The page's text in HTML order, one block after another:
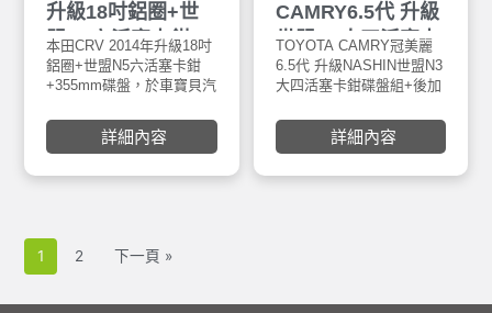
升級18吋鋁圈+世
盟N5六活塞卡鉗
+355mm碟盤
本田CRV 2014年升級18吋
鋁圈+世盟N5六活塞卡鉗
+355mm碟盤，於車寶貝汽
Nashin碟盤均採用鎳合金
FC-25鑄鐵材質材質製 800
煞車面研磨及高速平衡之
優良產品。
詳細內容
CAMRY6.5代 升級
世盟N3大四活塞卡
鉗碟盤組+ 後加大
碟345MM一體碟盤
TOYOTA CAMRY冠美麗
6.5代 升級NASHIN世盟N3
大四活塞卡鉗碟盤組+後加
裝於車寶貝汽車百貨五權
西店。Nashin世盟碟盤均
塞以一體成形重力鑄造，
詳細內容
1 2 下一頁 »